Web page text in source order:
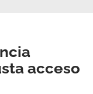
acceso